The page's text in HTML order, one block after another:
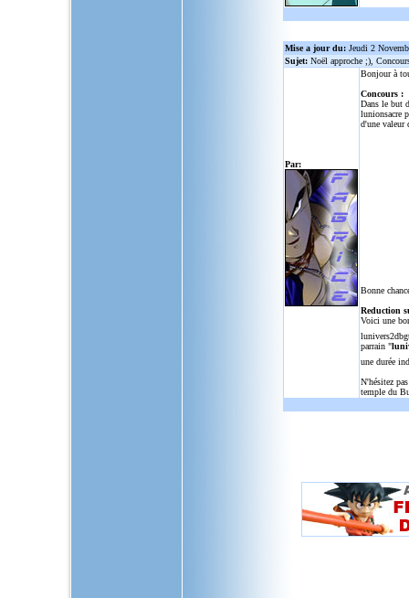
Mise a jour du: Jeudi 2
Sujet: Noël approche ;),
Par:
Bonjour à
Concours :
Dans le but
lunionsacre
d'une valeur
Bonne
Reduction
Voici une
parrain "
une durée
N'hésitez
temple du